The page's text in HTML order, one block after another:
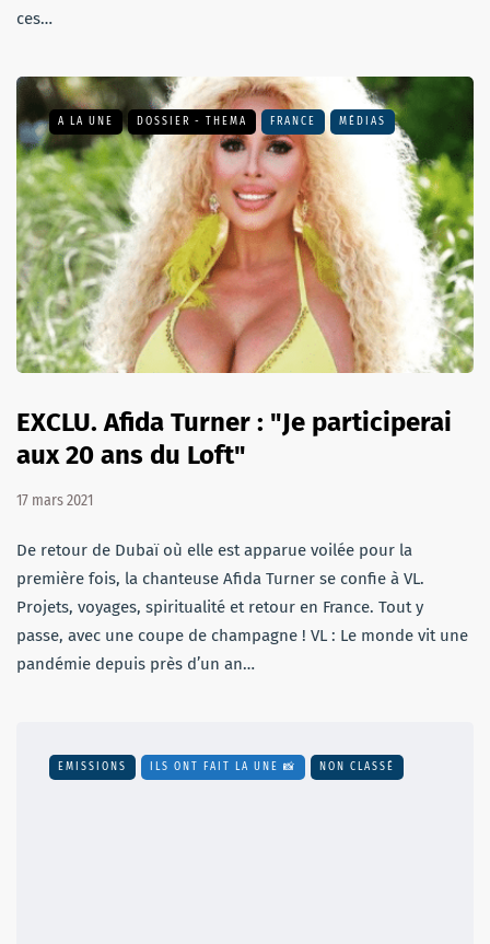
ces…
A LA UNE DOSSIER - THEMA FRANCE MÉDIAS
EXCLU. Afida Turner : "Je participerai
aux 20 ans du Loft"
17 mars 2021
De retour de Dubaï où elle est apparue voilée pour la
première fois, la chanteuse Afida Turner se confie à VL.
Projets, voyages, spiritualité et retour en France. Tout y
passe, avec une coupe de champagne ! VL : Le monde vit une
pandémie depuis près d’un an…
EMISSIONS ILS ONT FAIT LA UNE 📸 NON CLASSÉ